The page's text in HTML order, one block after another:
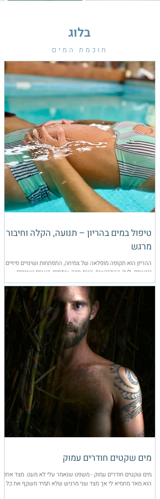
בלוג
חוכמת המים
טיפול במים בהריון – תנועה, הקלה וחיבור
מרגש
ההריון הוא תקופה מופלאה של צמיחה, התפתחות ושינויים פיזיים
ורגשיים. לצד ההתרגשות, הגוף חווה עומסים, כאבים ושינויים
בתנועה ובנשימה. כאן...
מים שקטים חודרים עמוק
מים שקטים חודרים עמוק - משפט שנאמר עלי לא מעט. מצד אחד
הוא מאד מחמיא לי אך מצד שני מרגיש שלא תמיד משקף את כל